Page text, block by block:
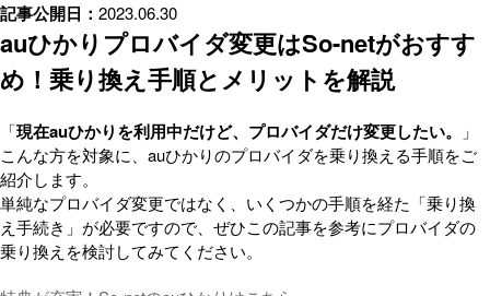
auひかりプロバイダ変更はSo-netがおすす
め！乗り換え手順とメリットを解説
記事公開日 2023.06.30
「現在auひかりを利用中だけど、プロバイダだけ変更したい。
」
こんな方を対象に、auひかりのプロバイダを乗り換える手順をご
紹介します。
単純なプロバイダ変更ではなく、いくつかの手順を経た「乗り換
え手続き」が必要ですので、ぜひこの記事を参考にプロバイダの
乗り換えを検討してみてください。